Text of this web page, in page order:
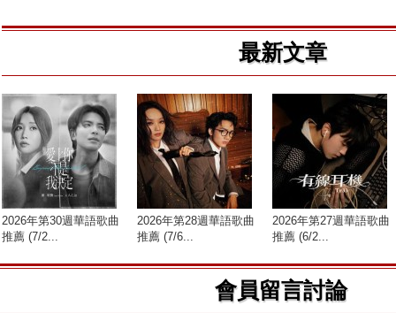
最新文章
2026年第30週華語歌曲
推薦 (7/2...
2026年第28週華語歌曲
推薦 (7/6...
2026年第27週華語歌曲
推薦 (6/2...
會員留言討論